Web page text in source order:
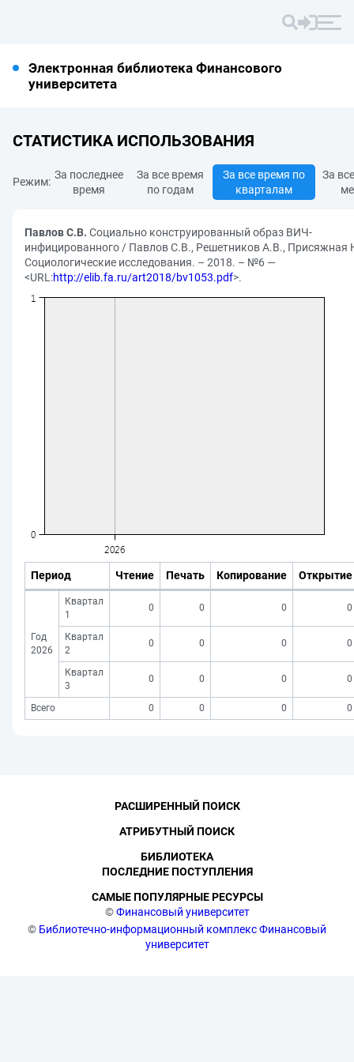
Электронная библиотека Финансового
университета
СТАТИСТИКА ИСПОЛЬЗОВАНИЯ
Режим:
За последнее
время
За все время
по годам
За все время по
кварталам
За
Павлов С.В. Социально конструированный образ ВИЧ-
инфицированного / Павлов С.В., Решетников А.В., Присяжная
Социологические исследования. – 2018. – №6 —
<URL:http://elib.fa.ru/art2018/bv1053.pdf>.
Период Чтение Печать Копирование Открытие
Год
2026
Квартал
1
0 0 0 0
Квартал
2
0 0 0 0
Квартал
3
0 0 0 0
Всего 0 0 0 0
©Финансовый университет
© Библиотечно-информационный комплекс Финансовый
университет
РАСШИРЕННЫЙ ПОИСК
АТРИБУТНЫЙ ПОИСК
БИБЛИОТЕКА
ПОСЛЕДНИЕ ПОСТУПЛЕНИЯ
САМЫЕ ПОПУЛЯРНЫЕ РЕСУРСЫ